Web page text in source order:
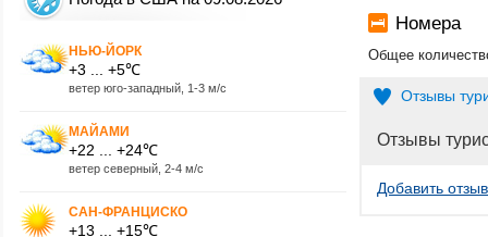
НЬЮ-ЙОРК
+3 ... +5℃
ветер юго-западный, 1-3 м/с
МАЙАМИ
+22 ... +24℃
ветер северный, 2-4 м/с
САН-ФРАНЦИСКО
+13 ... +15℃
Номера
Общее
Отзывы
Отзывы
Добавить отзыв